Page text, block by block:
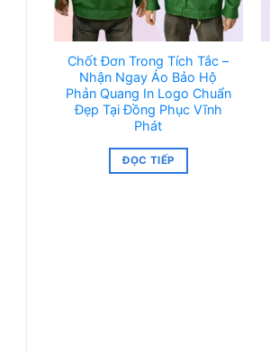
Chốt Đơn Trong Tích Tắc –
Nhận Ngay Áo Bảo Hộ
Phản Quang In Logo Chuẩn
Đẹp Tại Đồng Phục Vĩnh
Phát
ĐỌC TIẾP